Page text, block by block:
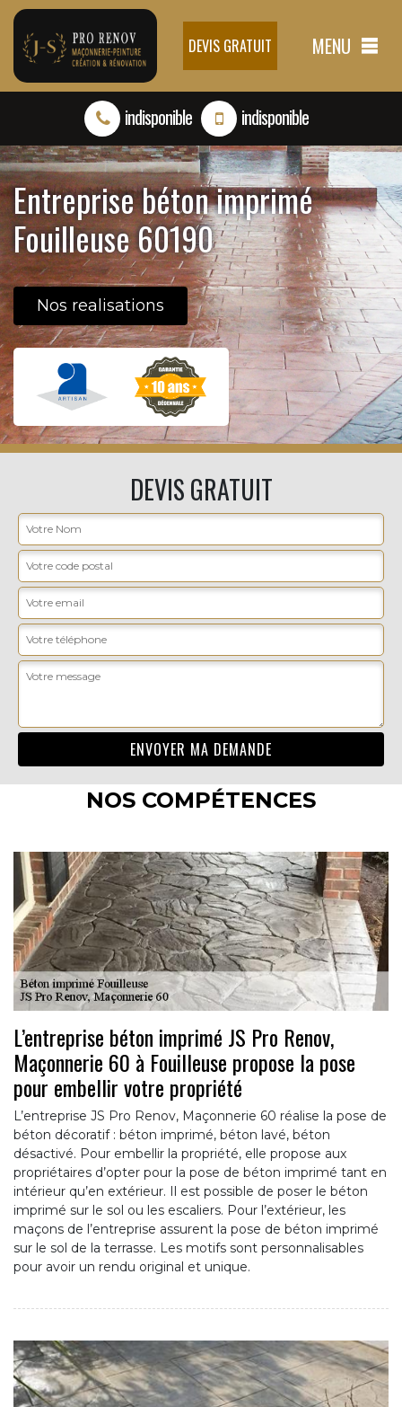
DEVIS GRATUIT MENU
indisponible indisponible
Entreprise béton imprimé
Fouilleuse 60190
Nos realisations
DEVIS GRATUIT
NOS COMPÉTENCES
L’entreprise béton imprimé JS Pro Renov,
Maçonnerie 60 à Fouilleuse propose la pose
pour embellir votre propriété
L’entreprise JS Pro Renov, Maçonnerie 60 réalise la pose de
béton décoratif : béton imprimé, béton lavé, béton
désactivé. Pour embellir la propriété, elle propose aux
propriétaires d’opter pour la pose de béton imprimé tant en
intérieur qu’en extérieur. Il est possible de poser le béton
imprimé sur le sol ou les escaliers. Pour l’extérieur, les
maçons de l’entreprise assurent la pose de béton imprimé
sur le sol de la terrasse. Les motifs sont personnalisables
pour avoir un rendu original et unique.